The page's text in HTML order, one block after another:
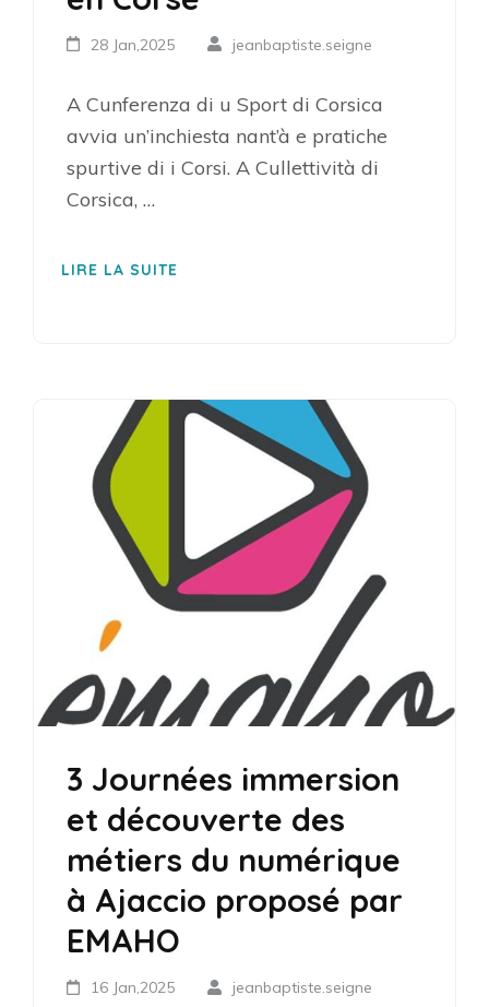
28 Jan,2025 jeanbaptiste.seigne
A Cunferenza di u Sport di Corsica
avvia un’inchiesta nant’à e pratiche
spurtive di i Corsi. A Cullettività di
Corsica, …
LIRE LA SUITE
3 Journées immersion
et découverte des
métiers du numérique
à Ajaccio proposé par
EMAHO
16 Jan,2025 jeanbaptiste.seigne